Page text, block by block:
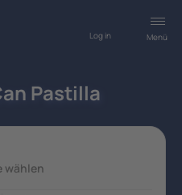
Menü
Log in
Pastilla